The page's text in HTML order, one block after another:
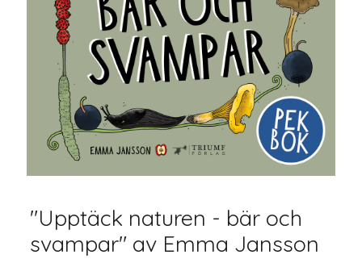
"Upptäck naturen - bär och
svampar" av Emma Jansson